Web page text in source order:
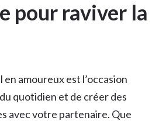
pour raviver la
amoureux est l’occasion
quotidien et de créer des
avec votre partenaire. Que